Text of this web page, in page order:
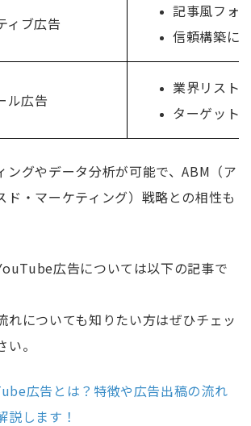
ィブ広告
記事風フォ
信頼構築に
ル広告
業界リスト
ターゲット
ングやデータ分析が可能で、ABM（ア
ド・マーケティング）戦略との相性も
広告については以下の記事で
れについても知りたい方はぜひチェッ
。
広告とは？特徴や広告出稿の流れ
説します！